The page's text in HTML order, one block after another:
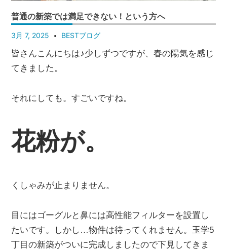
貸・
管
理
｜
地
密
BEST
HOUSE
普通の新築では満足できない！という方へ
3月 7, 2025 BESTブログ
皆さんこんにちは♪少しずつですが、春の陽気を感じ
てきました。
それにしても。すごいですね。
花粉が。
くしゃみが止まりません。
目にはゴーグルと鼻には高性能フィルターを設置し
たいです。
しかし…物件は待ってくれません。 玉学5
丁目の新築がついに完成しましたので下見してきま